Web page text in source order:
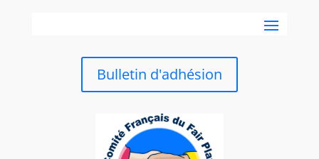
Bulletin d'adhésion